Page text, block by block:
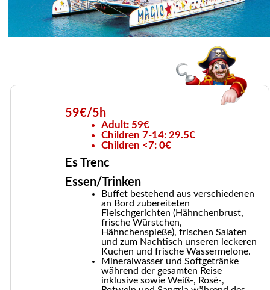
59€/5h
Adult: 59€
Children 7-14: 29.5€
Children <7: 0€
Es Trenc
Essen/Trinken
Buffet bestehend aus verschiedenen
an Bord zubereiteten
Fleischgerichten (Hähnchenbrust,
frische Würstchen,
Hähnchenspieße), frischen Salaten
und zum Nachtisch unseren leckeren
Kuchen und frische Wassermelone.
Mineralwasser und Softgetränke
während der gesamten Reise
inklusive sowie Weiß-, Rosé-,